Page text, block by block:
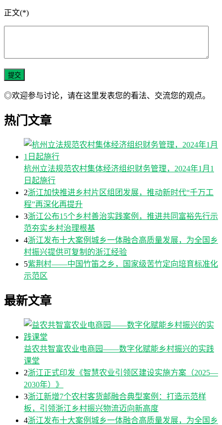
正文(*)
◎欢迎参与讨论，请在这里发表您的看法、交流您的观点。
热门文章
杭州立法规范农村集体经济组织财务管理，2024年1月1
日起施行
2浙江加快推进乡村片区组团发展，推动新时代“千万工
程”再深化再提升
3浙江公布15个乡村善治实践案例，推进共同富裕先行示
范夯实乡村治理根基
4浙江发布十大案例城乡一体融合高质量发展，为全国乡
村振兴提供可复制的浙江经验
5紫荆村——中国竹笛之乡，国家级苦竹定向培育标准化
示范区
最新文章
益农共智富农业电商园——数字化赋能乡村振兴的实践
课堂
2浙江正式印发《智慧农业引领区建设实施方案（2025—
2030年）》
3浙江新增7个农村客货邮融合典型案例：打造示范样
板，引领浙江乡村振兴物流迈向新高度
4浙江发布十大案例城乡一体融合高质量发展，为全国乡